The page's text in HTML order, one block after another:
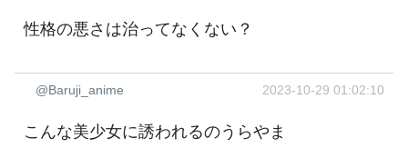
性格の悪さは治ってなくない？
@Baruji_anime 2023-10-29 01:02:10
こんな美少女に誘われるのうらやま